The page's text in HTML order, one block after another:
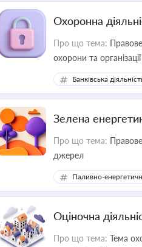
Охоронна
Про що тема:
охорони та
Банківська
Зелена
Про що тема:
джерел
Паливно-
Оціночна
Про що тема: Тема